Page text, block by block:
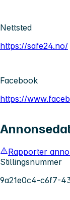
Nettsted
https://safe24.no/
Facebook
https://
Rapporter
Stillingsnummer
9a21e0c4-c6f7-